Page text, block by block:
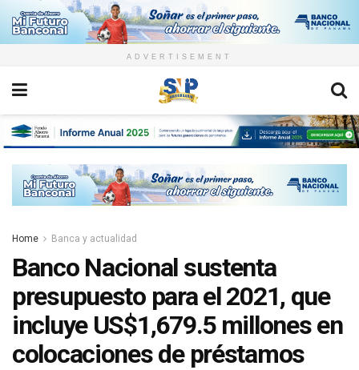
ADVERTISEMENT
Home Banca y actualidad
Banco Nacional sustenta
presupuesto para el 2021, que
incluye US$1,679.5 millones en
colocaciones de préstamos